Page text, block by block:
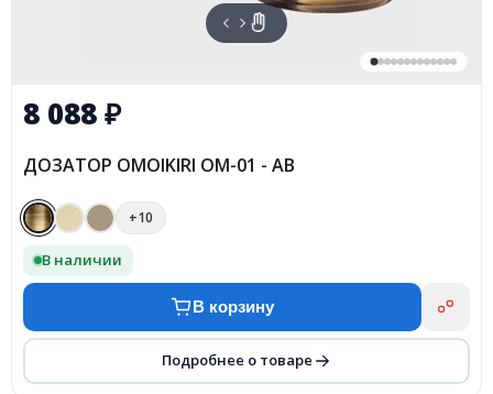
8 088₽
ДОЗАТОР OMOIKIRI OM-01 - AB
+10
В наличии
В корзину
Подробнее о товаре